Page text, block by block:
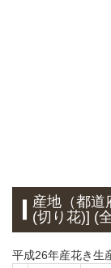
産地（都道
(切り花)] (
平成26年産花き生